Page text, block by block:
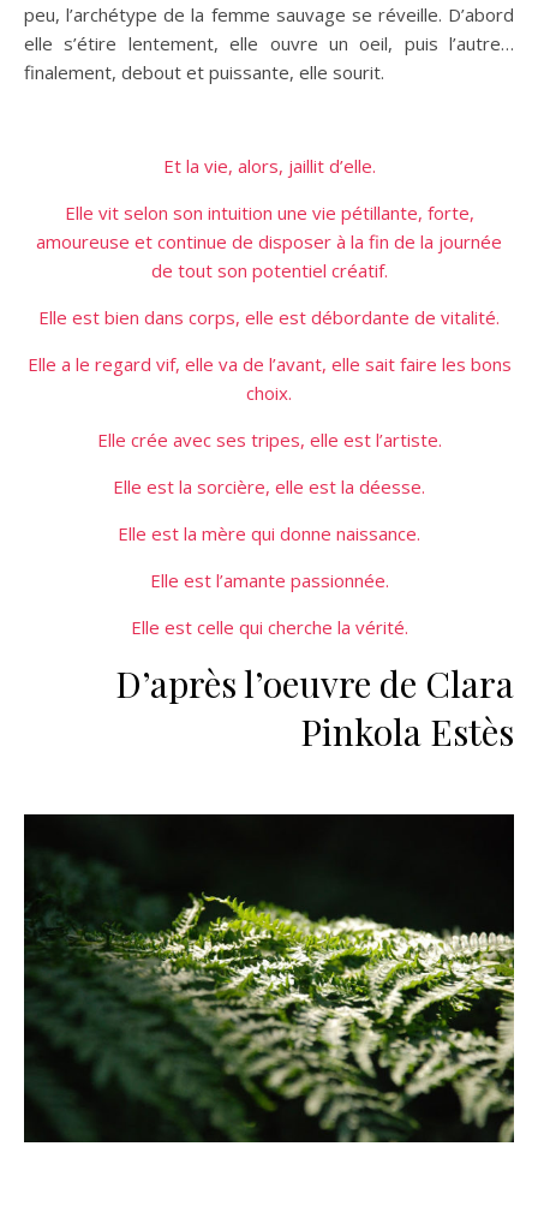
peu, l’archétype de la femme sauvage se réveille. D’abord
elle s’étire lentement, elle ouvre un oeil, puis l’autre…
finalement, debout et puissante, elle sourit.
Et la vie, alors, jaillit d’elle.
Elle vit selon son intuition une vie pétillante, forte,
amoureuse et continue de disposer à la fin de la journée
de tout son potentiel créatif.
Elle est bien dans corps, elle est débordante de vitalité.
Elle a le regard vif, elle va de l’avant, elle sait faire les bons
choix.
Elle crée avec ses tripes, elle est l’artiste.
Elle est la sorcière, elle est la déesse.
Elle est la mère qui donne naissance.
Elle est l’amante passionnée.
Elle est celle qui cherche la vérité.
D’après l’oeuvre de Clara
Pinkola Estès